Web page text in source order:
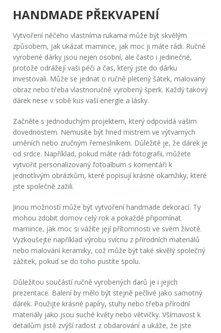
HANDMADE PŘEKVAPENÍ
Vytvoření něčeho vlastníma rukama může být skvělým
způsobem, jak ukázat mamince, jak moc ji máte rádi. Ručně
vyrobené dárky jsou nejen osobní, ale často i jedinečné,
protože odrážejí vaši péči a čas, který jste do dárku
investovali. Může se jednat o ručně pletený šátek, malovaný
obraz nebo třeba vlastnoručně vyrobený šperk. Každý takový
dárek nese v sobě kus vaší energie a lásky.
Začněte s jednoduchým projektem, který odpovídá vašim
dovednostem. Nemusíte být hned mistrem ve výtvarných
uměních nebo zručným řemeslníkem. Důležité je, že dárek je
od srdce. Například, pokud máte rádi fotografii, můžete
vytvořit personalizovaný fotoalbum s komentáři k
jednotlivým obrázkům, které popisují krásné okamžiky, které
jste společně zažili.
Jinou možností může být vytvoření handmade dekorací. Ty
mohou zdobit domov celý rok a pokaždé připomínat
mamince, jak moc si vážíte její přítomnosti ve svém životě.
Vyzkoušejte například výrobu svícnu z přírodních materiálů
nebo malování keramiky, což může být také skvělý společný
zážitek, pokud se do toho pustíte spolu.
Důležitou součástí ručně vyrobených darů je i jejich
prezentace. Balení by mělo být stejně pečlivé jako samotný
dárek. Použijte krásné papíry, stuhy nebo třeba přírodní
materiály jako jsou suché květy nebo větvičky. Všímavost k
detailům jistě zvýší radost z obdarování a ukáže, že jste